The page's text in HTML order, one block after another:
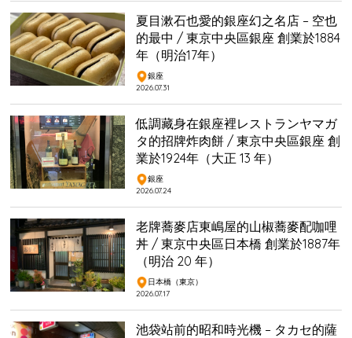
夏目漱石也愛的銀座幻之名店 – 空也
的最中 / 東京中央區銀座 創業於1884
年（明治17年）
銀座
2026.07.31
低調藏身在銀座裡レストランヤマガ
タ的招牌炸肉餅 / 東京中央區銀座 創
業於1924年（大正 13 年）
銀座
2026.07.24
老牌蕎麥店東嶋屋的山椒蕎麥配咖哩
丼 / 東京中央區日本橋 創業於1887年
（明治 20 年）
日本橋（東京）
2026.07.17
池袋站前的昭和時光機 – タカセ的薩